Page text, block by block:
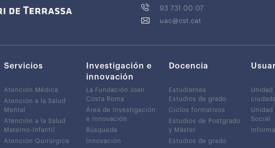
93 731 00 07
uac@cst.cat
Servicios
Atención Médica
Atención a la Salud
Mental
Atención a la Salud
Materno-Infantil
Atención Quirúrgica
Investigación e
innovación
La Fundación Joan
Costa Roma
Área de Investigación
e Innovación
Búsqueda
Innovación
Docencia
Estudiantes
Estudios de grado
Ciclos formativos
Estudios de Postgrado
y Máster
Estudios de grado
Social